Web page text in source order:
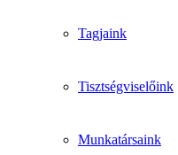
Tagjaink
Tisztségviselőink
Munkatársaink